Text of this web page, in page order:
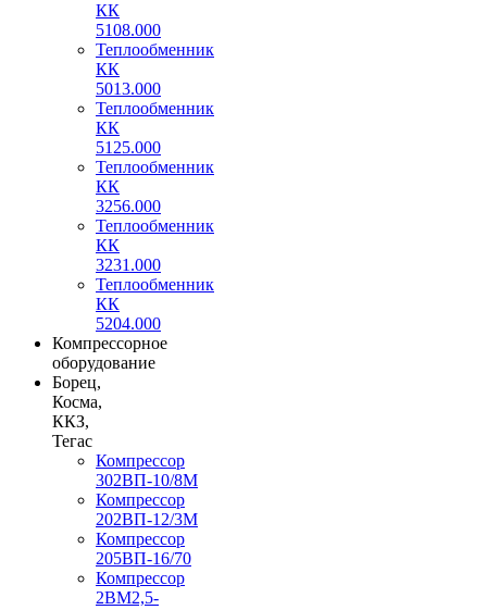
КК
5108.000
Теплообменник
КК
5013.000
Теплообменник
КК
5125.000
Теплообменник
КК
3256.000
Теплообменник
КК
3231.000
Теплообменник
КК
5204.000
Компрессорное
оборудование
Борец,
Косма,
ККЗ,
Тегас
Компрессор
302ВП-10/8М
Компрессор
202ВП-12/3М
Компрессор
205ВП-16/70
Компрессор
2ВМ2,5-